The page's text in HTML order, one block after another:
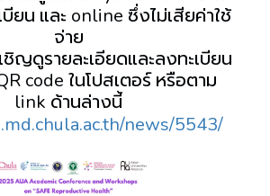
ยน และ online ซึ่งไม่เสียค่าใช้
จ่าย
ชิญดูรายละเอียดและลงทะเบียน
code ในโปสเตอร์ หรือตาม
link ด้านล่างนี้
news/5543/